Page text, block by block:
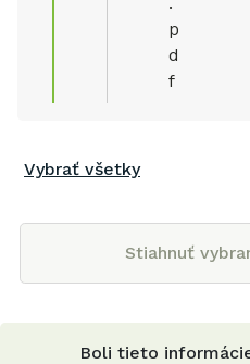
p
d
f
Vybrať všetky
Stiahnuť
Boli tieto